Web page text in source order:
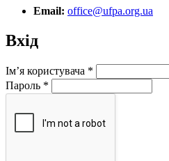
Email: office@ufpa.org.ua
Вхід
Ім’я користувача *
Пароль *